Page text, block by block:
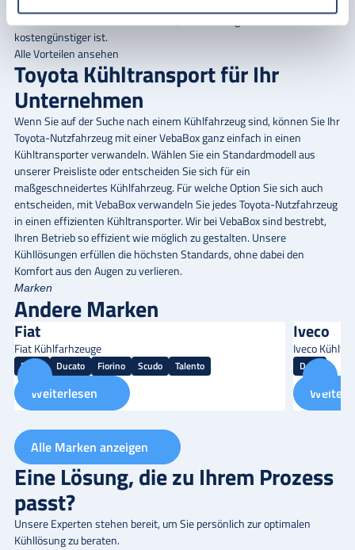
zahlen, können Sie in eine VebaBox investieren, die Sie bei Bedarf
kostengünstiger ist.
Alle Vorteilen ansehen
Toyota Kühltransport für Ihr
Unternehmen
Wenn Sie auf der Suche nach einem Kühlfahrzeug sind, können Sie Ihr
Toyota-Nutzfahrzeug mit einerVebaBoxganz einfach in einen
Kühltransporter verwandeln. Wählen Sie ein Standardmodellaus
unserer Preislisteoder entscheiden Sie sich für ein
maßgeschneidertes Kühlfahrzeug. Für welche Option Sie sich auch
entscheiden, mit VebaBox verwandeln Sie jedes Toyota-Nutzfahrzeug
in einen effizienten Kühltransporter. Wir bei VebaBox sind bestrebt,
Ihren Betrieb so effizient wie möglich zu gestalten. Unsere
Kühllösungen erfüllen die höchsten Standards, ohne dabei den
Komfort aus den Augen zu verlieren.
Marken
Andere Marken
Fiat
Fiat Kühlfarhzeuge
Doblo Ducato Fiorino Scudo Talento
Weiterlesen
Iveco
Iveco
Daily
Alle Marken anzeigen
Eine Lösung, die zu Ihrem Prozess
passt?
Unsere Experten stehen bereit, um Sie persönlich zur optimalen
Kühllösung zu beraten.